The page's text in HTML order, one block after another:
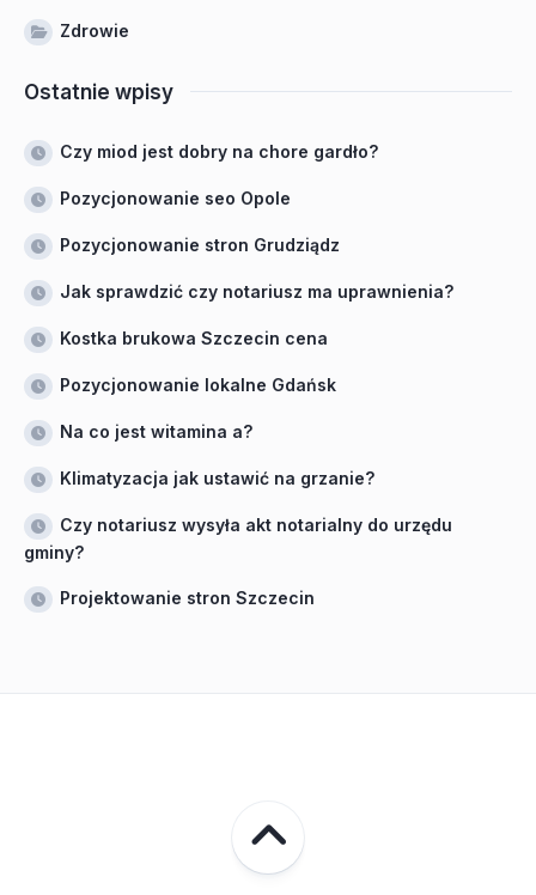
Zdrowie
Ostatnie wpisy
Czy miod jest dobry na chore gardło?
Pozycjonowanie seo Opole
Pozycjonowanie stron Grudziądz
Jak sprawdzić czy notariusz ma uprawnienia?
Kostka brukowa Szczecin cena
Pozycjonowanie lokalne Gdańsk
Na co jest witamina a?
Klimatyzacja jak ustawić na grzanie?
Czy notariusz wysyła akt notarialny do urzędu
gminy?
Projektowanie stron Szczecin